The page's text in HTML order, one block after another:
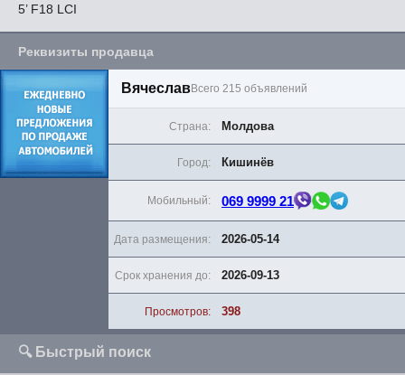
5’ F18 LCI
Реквизиты продавца
ВячеславВсего 215 объявлений
Страна: Молдова
Дата размещения: 2026-05-14
Город: Кишинёв
Срок хранения до: 2026-09-13
Мобильный: 069 9999 21
Просмотров: 398
🔍 Быстрый поиск